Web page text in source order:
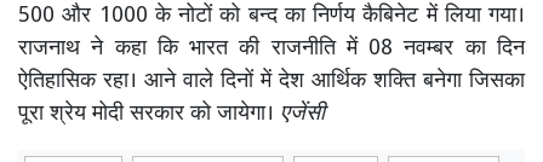
500 और 1000 के नोटों को बन्द का निर्णय कैबिनेट में लिया गया।
राजनाथ ने कहा कि भारत की राजनीति में 08 नवम्बर का दिन
ऐतिहासिक रहा। आने वाले दिनों में देश आर्थिक शक्ति बनेगा जिसका
पूरा श्रेय मोदी सरकार को जायेगा। एजेंसी